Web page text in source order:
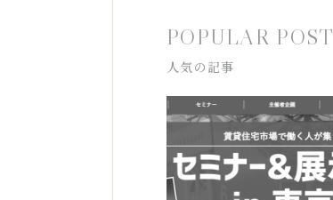
POPULAR POST
人気の記事